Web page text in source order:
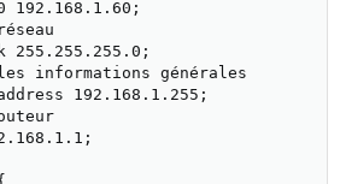
192.168.1.60;
255.255.255.0;
informations générales
192.168.1.255;